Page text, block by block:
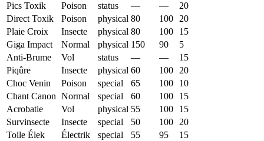
Pics Toxik
Poison status — —
20
Direct Toxik
Poison physical 80 100
20
Plaie Croix
Insecte physical 80 100
15
Giga Impact
Normal physical 150 90
5
Anti-Brume
Vol status — —
15
Piqûre
Insecte physical 60 100
20
Choc Venin
Poison special 65 100
10
Chant Canon Normal special 60 100
15
Acrobatie
Vol physical 55 100
15
Survinsecte
Insecte special 50 100
20
Toile Élek
Électrik special 55 95
15